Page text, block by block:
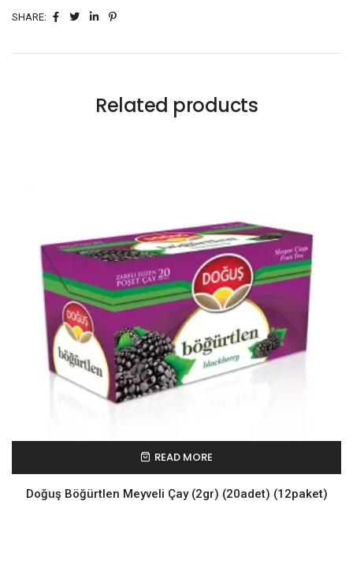
SHARE:
Related products
READ MORE
Doğuş Böğürtlen Meyveli Çay (2gr) (20adet) (12paket)